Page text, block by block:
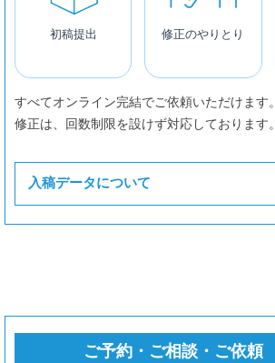
初稿提出 修正のやりとり
すべてオンライン完結でご依頼いただけます。
修正は、回数制限を設けず対応しております。
入稿データについて
ご予約・ご相談・ご依頼